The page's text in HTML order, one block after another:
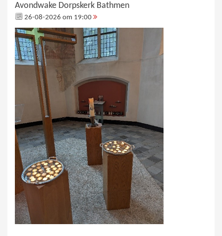
Avondwake Dorpskerk Bathmen
26-08-2026 om 19:00